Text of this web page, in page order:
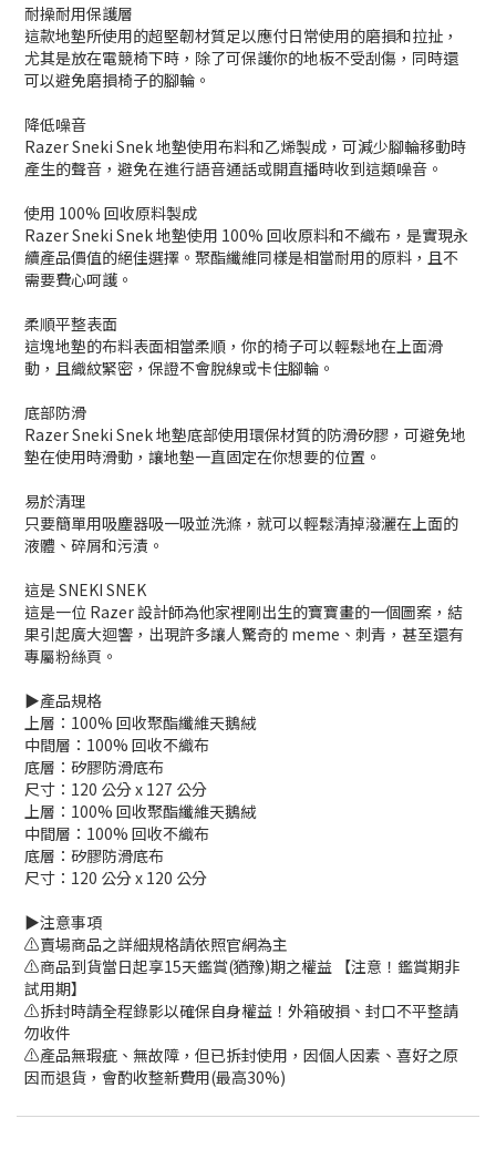
耐操耐用保護層
這款地墊所使用的超堅韌材質足以應付日常使用的磨損和拉扯，
尤其是放在電競椅下時，除了可保護你的地板不受刮傷，同時還
可以避免磨損椅子的腳輪。
降低噪音
Razer Sneki Snek 地墊使用布料和乙烯製成，可減少腳輪移動時
產生的聲音，避免在進行語音通話或開直播時收到這類噪音。
使用 100% 回收原料製成
Razer Sneki Snek 地墊使用 100% 回收原料和不織布，是實現永
續產品價值的絕佳選擇。聚酯纖維同樣是相當耐用的原料，且不
需要費心呵護。
柔順平整表面
這塊地墊的布料表面相當柔順，你的椅子可以輕鬆地在上面滑
動，且織紋緊密，保證不會脫線或卡住腳輪。
底部防滑
Razer Sneki Snek 地墊底部使用環保材質的防滑矽膠，可避免地
墊在使用時滑動，讓地墊一直固定在你想要的位置。
易於清理
只要簡單用吸塵器吸一吸並洗滌，就可以輕鬆清掉潑灑在上面的
液體、碎屑和污漬。
這是 SNEKI SNEK
這是一位 Razer 設計師為他家裡剛出生的寶寶畫的一個圖案，結
果引起廣大迴響，出現許多讓人驚奇的 meme、刺青，甚至還有
專屬粉絲頁。
▶️產品規格
上層：100% 回收聚酯纖維天鵝絨
中間層：100% 回收不織布
底層：矽膠防滑底布
尺寸：120 公分 x 127 公分
上層：100% 回收聚酯纖維天鵝絨
中間層：100% 回收不織布
底層：矽膠防滑底布
尺寸：120 公分 x 120 公分
▶️注意事項
⚠️賣場商品之詳細規格請依照官網為主
⚠️商品到貨當日起享15天鑑賞(猶豫)期之權益 【注意！鑑賞期非
試用期】
⚠️拆封時請全程錄影以確保自身權益！外箱破損、封口不平整請
勿收件
⚠️產品無瑕疵、無故障，但已拆封使用，因個人因素、喜好之原
因而退貨，會酌收整新費用(最高30%)